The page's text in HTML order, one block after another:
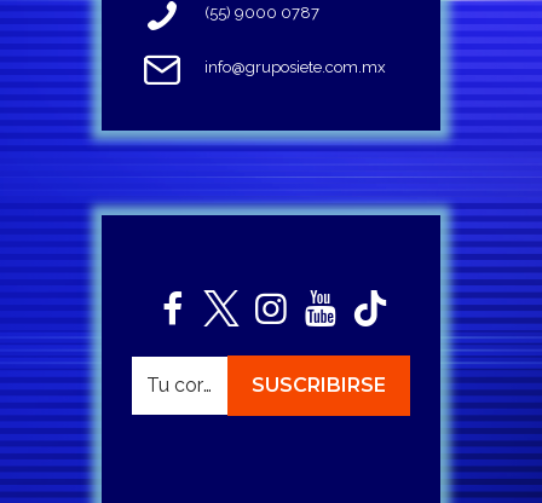
(55) 9000 0787
info@gruposiete.com.mx